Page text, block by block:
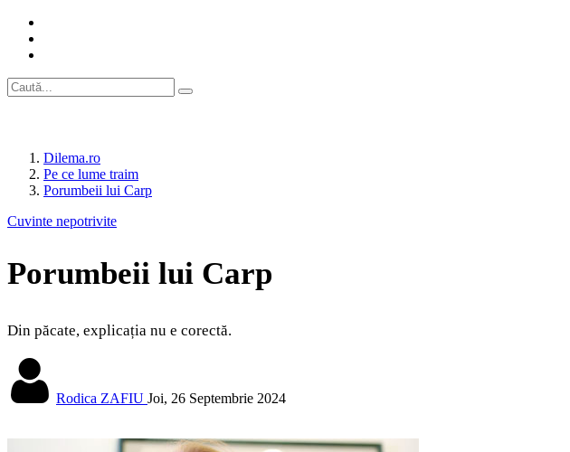
Dilema.ro
Pe ce lume traim
Porumbeii lui Carp
Cuvinte nepotrivite
Porumbeii lui Carp
Din păcate, explicația nu e corectă.
Rodica ZAFIU Joi, 26 Septembrie 2024